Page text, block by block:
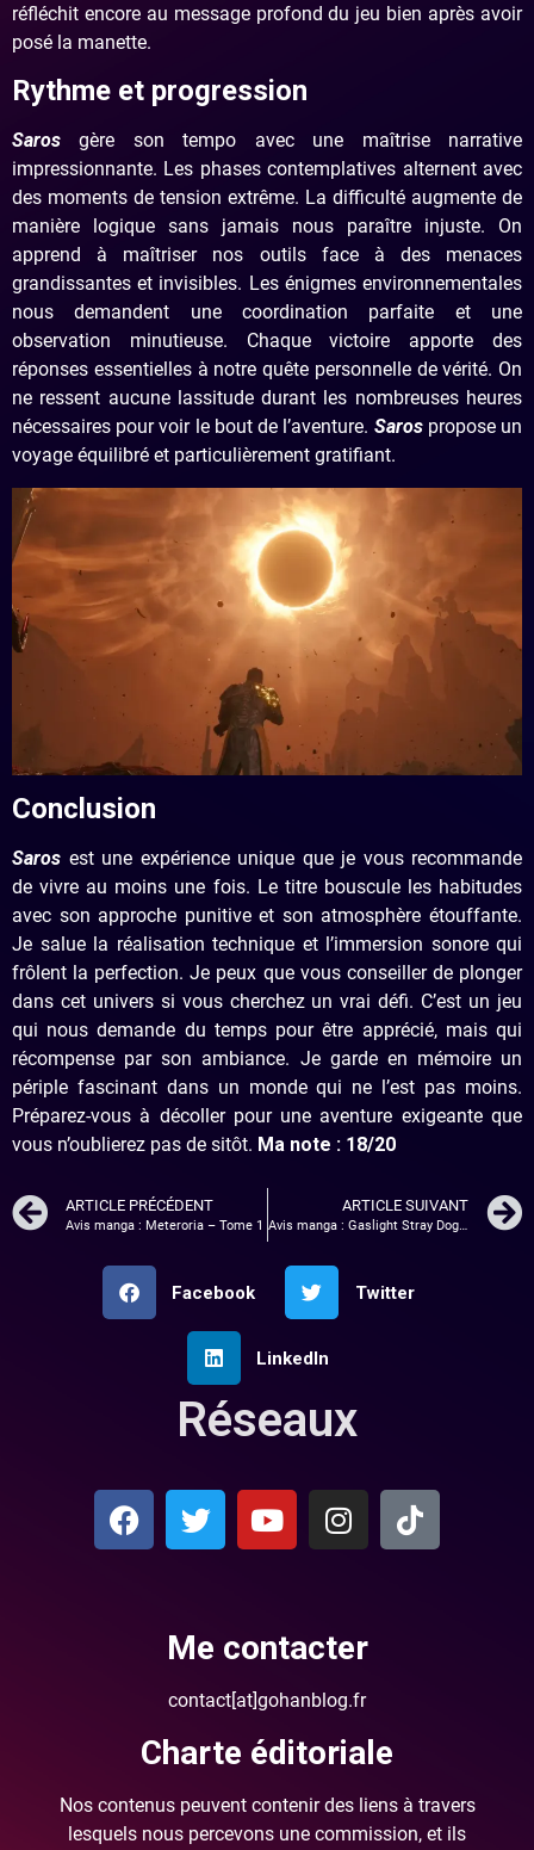
réfléchit encore au message profond du jeu bien après avoir
posé la manette.
Rythme et progression
Saros gère son tempo avec une maîtrise narrative
impressionnante. Les phases contemplatives alternent avec
des moments de tension extrême. La difficulté augmente de
manière logique sans jamais nous paraître injuste. On
apprend à maîtriser nos outils face à des menaces
grandissantes et invisibles. Les énigmes environnementales
nous demandent une coordination parfaite et une
observation minutieuse. Chaque victoire apporte des
réponses essentielles à notre quête personnelle de vérité. On
ne ressent aucune lassitude durant les nombreuses heures
nécessaires pour voir le bout de l’aventure. Sarospropose un
voyage équilibré et particulièrement gratifiant.
Conclusion
Saros est une expérience unique que je vous recommande
de vivre au moins une fois. Le titre bouscule les habitudes
avec son approche punitive et son atmosphère étouffante.
Je salue la réalisation technique et l’immersion sonore qui
frôlent la perfection. Je peux que vous conseiller de plonger
dans cet univers si vous cherchez un vrai défi. C’est un jeu
qui nous demande du temps pour être apprécié, mais qui
récompense par son ambiance. Je garde en mémoire un
périple fascinant dans un monde qui ne l’est pas moins.
Préparez-vous à décoller pour une aventure exigeante que
vous n’oublierez pas de sitôt. Ma note : 18/20
ARTICLE PRÉCÉDENT
Avis manga : Meteroria – Tome 1
ARTICLE SUIVANT
Avis manga : Gaslight Stray Dog Detectives – Tome 1
Facebook Twitter
LinkedIn
Réseaux
Me contacter
contact[at]gohanblog.fr
Charte éditoriale
Nos contenus peuvent contenir des liens à travers
lesquels nous percevons une commission, et ils